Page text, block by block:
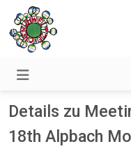
Details zu
18th Alpbach